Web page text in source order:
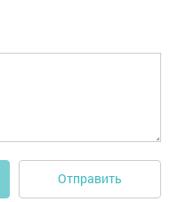
Отправить